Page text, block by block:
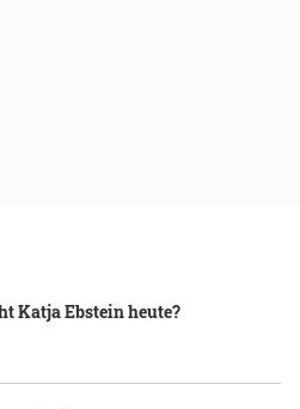
Katja Ebstein heute?